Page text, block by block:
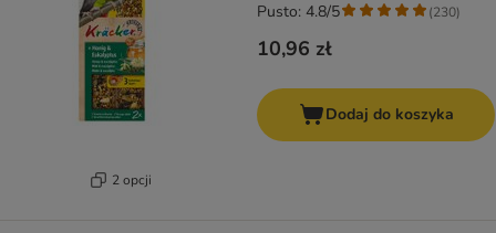
2 opcji
10,96 zł
Pusto: 4.8/5 (230)
Dodaj do koszyka